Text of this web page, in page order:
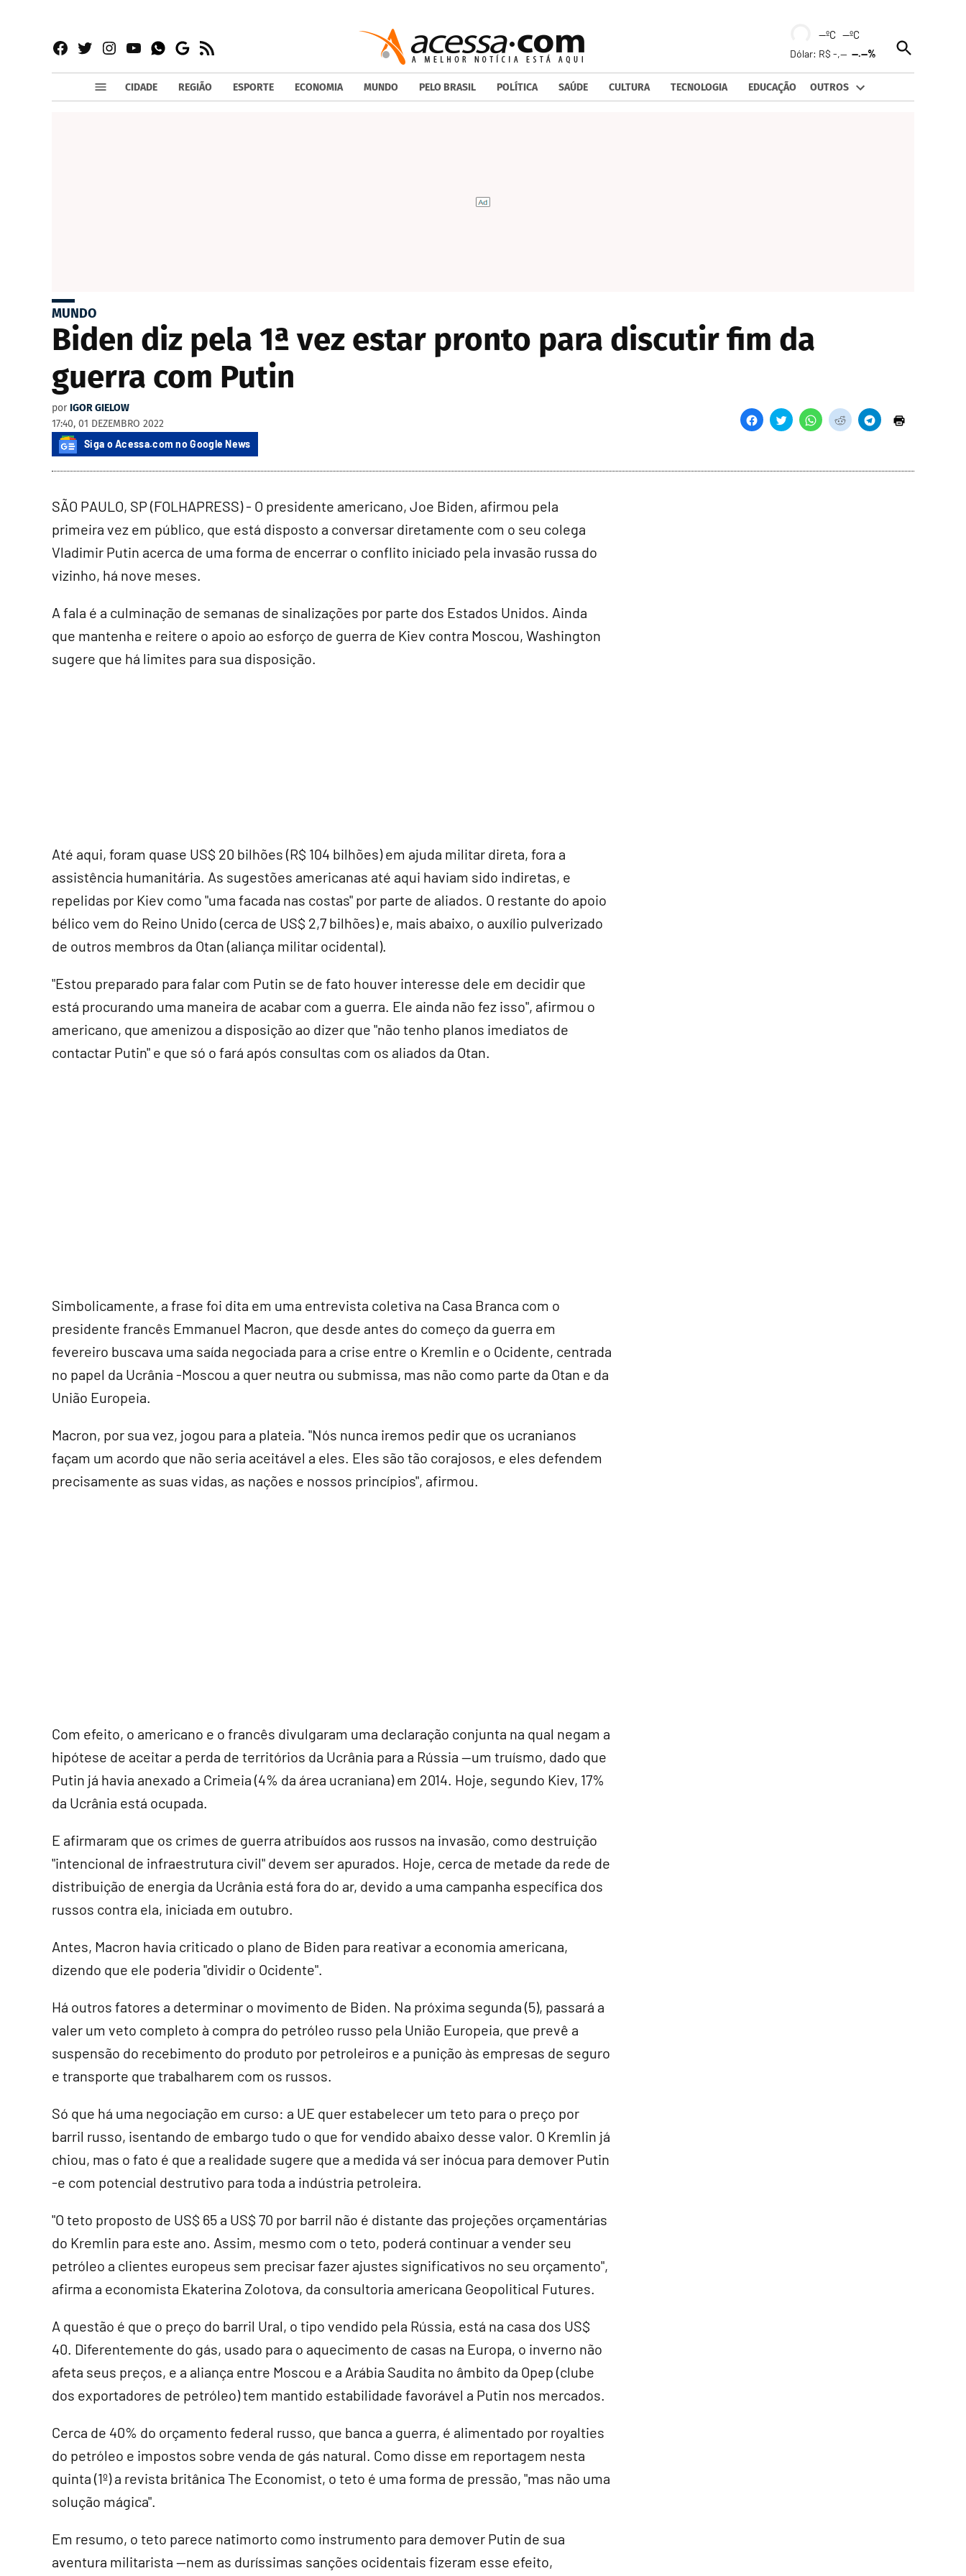
Facebook
TwitterInstagram
YouTubeWhatsapp
Google
News
RSS
--ºC --ºC
Dólar: R$ -,----.--%
Open
Search
CIDADE REGIÃO ESPORTE ECONOMIA MUNDO PELO BRASIL POLÍTICA SAÚDE CULTURA TECNOLOGIA EDUCAÇÃO OUTROS
MUNDO
Biden diz pela 1ª vez estar pronto para discutir fim da
guerra com Putin
por IGOR GIELOW
17:40, 01 DEZEMBRO 2022
Siga o Acessa.com no Google News
SÃO PAULO, SP (FOLHAPRESS) - O presidente americano, Joe Biden, afirmou pela
primeira vez em público, que está disposto a conversar diretamente com o seu colega
Vladimir Putin acerca de uma forma de encerrar o conflito iniciado pela invasão russa do
vizinho, há nove meses.
A fala é a culminação de semanas de sinalizações por parte dos Estados Unidos. Ainda
que mantenha e reitere o apoio ao esforço de guerra de Kiev contra Moscou, Washington
sugere que há limites para sua disposição.
Até aqui, foram quase US$ 20 bilhões (R$ 104 bilhões) em ajuda militar direta, fora a
assistência humanitária. As sugestões americanas até aqui haviam sido indiretas, e
repelidas por Kiev como "uma facada nas costas" por parte de aliados. O restante do apoio
bélico vem do Reino Unido (cerca de US$ 2,7 bilhões) e, mais abaixo, o auxílio pulverizado
de outros membros da Otan (aliança militar ocidental).
"Estou preparado para falar com Putin se de fato houver interesse dele em decidir que
está procurando uma maneira de acabar com a guerra. Ele ainda não fez isso", afirmou o
americano, que amenizou a disposição ao dizer que "não tenho planos imediatos de
contactar Putin" e que só o fará após consultas com os aliados da Otan.
Simbolicamente, a frase foi dita em uma entrevista coletiva na Casa Branca com o
presidente francês Emmanuel Macron, que desde antes do começo da guerra em
fevereiro buscava uma saída negociada para a crise entre o Kremlin e o Ocidente, centrada
no papel da Ucrânia -Moscou a quer neutra ou submissa, mas não como parte da Otan e da
União Europeia.
Macron, por sua vez, jogou para a plateia. "Nós nunca iremos pedir que os ucranianos
façam um acordo que não seria aceitável a eles. Eles são tão corajosos, e eles defendem
precisamente as suas vidas, as nações e nossos princípios", afirmou.
Com efeito, o americano e o francês divulgaram uma declaração conjunta na qual negam a
hipótese de aceitar a perda de territórios da Ucrânia para a Rússia --um truísmo, dado que
Putin já havia anexado a Crimeia (4% da área ucraniana) em 2014. Hoje, segundo Kiev, 17%
da Ucrânia está ocupada.
E afirmaram que os crimes de guerra atribuídos aos russos na invasão, como destruição
"intencional de infraestrutura civil" devem ser apurados. Hoje, cerca de metade da rede de
distribuição de energia da Ucrânia está fora do ar, devido a uma campanha específica dos
russos contra ela, iniciada em outubro.
Antes, Macron havia criticado o plano de Biden para reativar a economia americana,
dizendo que ele poderia "dividir o Ocidente".
Há outros fatores a determinar o movimento de Biden. Na próxima segunda (5), passará a
valer um veto completo à compra do petróleo russo pela União Europeia, que prevê a
suspensão do recebimento do produto por petroleiros e a punição às empresas de seguro
e transporte que trabalharem com os russos.
Só que há uma negociação em curso: a UE quer estabelecer um teto para o preço por
barril russo, isentando de embargo tudo o que for vendido abaixo desse valor. O Kremlin já
chiou, mas o fato é que a realidade sugere que a medida vá ser inócua para demover Putin
-e com potencial destrutivo para toda a indústria petroleira.
"O teto proposto de US$ 65 a US$ 70 por barril não é distante das projeções orçamentárias
do Kremlin para este ano. Assim, mesmo com o teto, poderá continuar a vender seu
petróleo a clientes europeus sem precisar fazer ajustes significativos no seu orçamento",
afirma a economista Ekaterina Zolotova, da consultoria americana Geopolitical Futures.
A questão é que o preço do barril Ural, o tipo vendido pela Rússia, está na casa dos US$
40. Diferentemente do gás, usado para o aquecimento de casas na Europa, o inverno não
afeta seus preços, e a aliança entre Moscou e a Arábia Saudita no âmbito da Opep (clube
dos exportadores de petróleo) tem mantido estabilidade favorável a Putin nos mercados.
Cerca de 40% do orçamento federal russo, que banca a guerra, é alimentado por royalties
do petróleo e impostos sobre venda de gás natural. Como disse em reportagem nesta
quinta (1º) a revista britânica The Economist, o teto é uma forma de pressão, "mas não uma
solução mágica".
Em resumo, o teto parece natimorto como instrumento para demover Putin de sua
aventura militarista --nem as duríssimas sanções ocidentais fizeram esse efeito,